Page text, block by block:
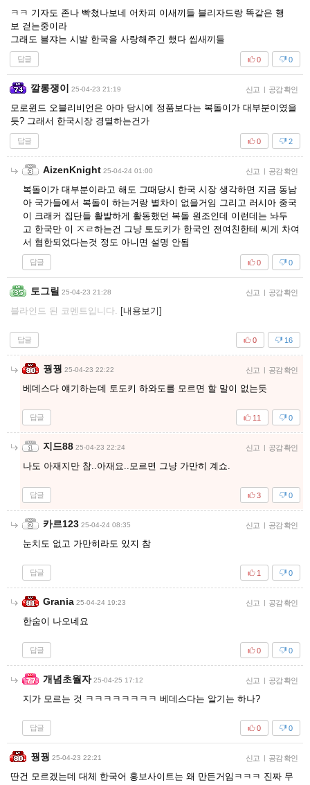
ㅋㅋ 기자도 존나 빡쳤나보네 어차피 이새끼들 블리자드랑 똑같은 행
보 걷는중이라
그래도 블쟈는 시발 한국을 사랑해주긴 했다 씹새끼들
답글 0
0
깔롱쟁이 25-04-23 21:19 신고 | 공감 확인
모로윈드 오블리비언은 아마 당시에 정품보다는 복돌이가 대부분이였을
듯? 그래서 한국시장 경멸하는건가
답글 2
0
AizenKnight 25-04-24 01:00 신고 | 공감 확인
복돌이가 대부분이라고 해도 그때당시 한국 시장 생각하면 지금 동남
아 국가들에서 복돌이 하는거랑 별차이 없을거임 그리고 러시아 중국
이 크래커 집단들 활발하게 활동했던 복돌 원조인데 이런데는 놔두
고 한국만 이 ㅈㄹ하는건 그냥 토도키가 한국인 전여친한테 씨게 차여
서 혐한되었다는것 정도 아니면 설명 안됨
답글 0
0
토그릴 25-04-23 21:28 신고 | 공감 확인
블라인드 된 코멘트입니다. [내용보기]
답글 16
0
꿩꿩 25-04-23 22:22 신고 | 공감 확인
베데스다 얘기하는데 토도키 하와도를 모르면 할 말이 없는듯
답글 0
11
지드88 25-04-23 22:24 신고 | 공감 확인
나도 아재지만 참..아재요..모르면 그냥 가만히 계쇼.
답글 0
3
카르123 25-04-24 08:35 신고 | 공감 확인
눈치도 없고 가만히라도 있지 참
답글 0
1
Grania 25-04-24 19:23 신고 | 공감 확인
한숨이 나오네요
답글 0
0
개념초월자 25-04-25 17:12 신고 | 공감 확인
지가 모르는 것 ㅋㅋㅋㅋㅋㅋㅋㅋ 베데스다는 알기는 하나?
답글 0
0
꿩꿩 25-04-23 22:21 신고 | 공감 확인
딴건 모르겠는데 대체 한국어 홍보사이트는 왜 만든거임ㅋㅋㅋ 진짜 무